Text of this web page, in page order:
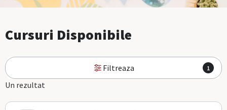
Cursuri Disponibile
Filtreaza 1
Un rezultat